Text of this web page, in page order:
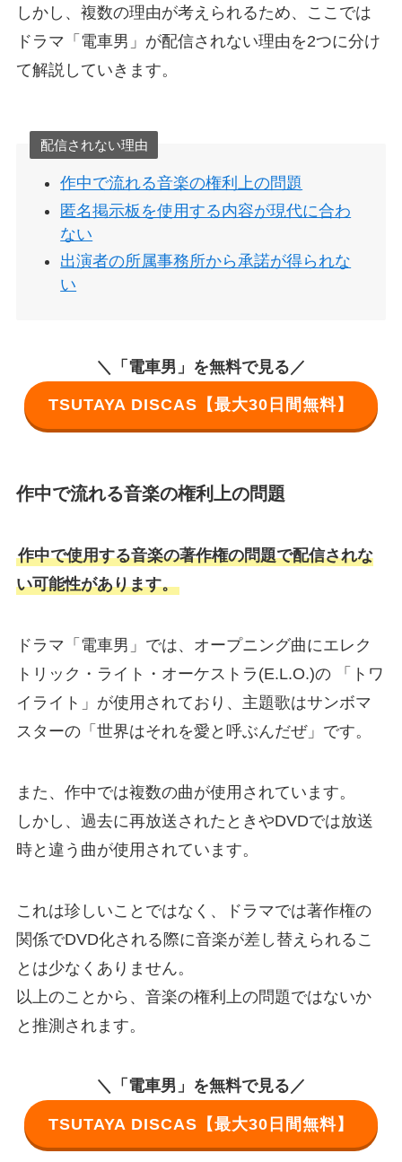
しかし、複数の理由が考えられるため、ここでは
ドラマ「電車男」が配信されない理由を2つに分け
て解説していきます。
配信されない理由
作中で流れる音楽の権利上の問題
匿名掲示板を使用する内容が現代に合わ
ない
出演者の所属事務所から承諾が得られな
い
＼「電車男」を無料で見る／
TSUTAYA DISCAS【最大30日間無料】
作中で流れる音楽の権利上の問題
作中で使用する音楽の著作権の問題で配信されな
い可能性があります。
ドラマ「電車男」では、オープニング曲にエレク
トリック・ライト・オーケストラ(E.L.O.)の 「トワ
イライト」が使用されており、主題歌はサンボマ
スターの「世界はそれを愛と呼ぶんだぜ」です。
また、作中では複数の曲が使用されています。
しかし、過去に再放送されたときやDVDでは放送
時と違う曲が使用されています。
これは珍しいことではなく、ドラマでは著作権の
関係でDVD化される際に音楽が差し替えられるこ
とは少なくありません。
以上のことから、音楽の権利上の問題ではないか
と推測されます。
＼「電車男」を無料で見る／
TSUTAYA DISCAS【最大30日間無料】